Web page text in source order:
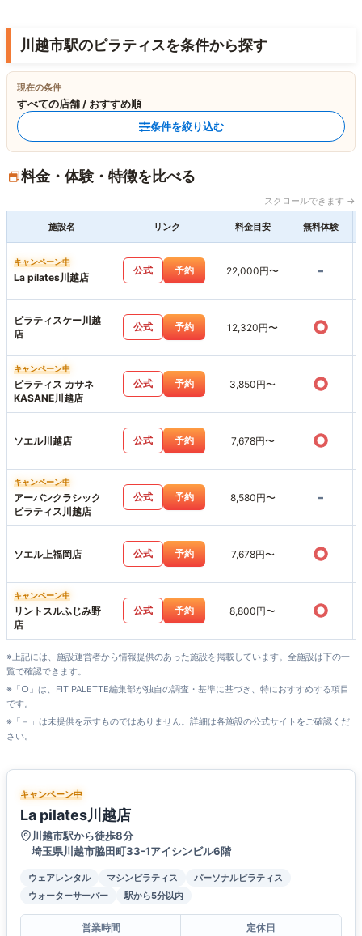
川越市駅のピラティスを条件から探す
現在の条件
すべての店舗 / おすすめ順
条件を絞り込む
料金・体験・特徴を比べる
スクロールできます →
施設名 リンク 料金目安 無料体験
キャンペーン中
La pilates川越店
公式 予約 22,000円〜 -
ピラティスケー川越
店
公式 予約 12,320円〜 ○
キャンペーン中
ピラティス カサネ
KASANE川越店
公式 予約 3,850円〜 ○
ソエル川越店 公式 予約 7,678円〜 ○
キャンペーン中
アーバンクラシック
ピラティス川越店
公式 予約 8,580円〜 -
ソエル上福岡店 公式 予約 7,678円〜 ○
キャンペーン中
リントスルふじみ野
店
公式 予約 8,800円〜 ○
※上記には、施設運営者から情報提供のあった施設を掲載しています。全施設は下の一
覧で確認できます。
※「○」は、FIT PALETTE編集部が独自の調査・基準に基づき、特におすすめする項目
です。
※「－」は未提供を示すものではありません。詳細は各施設の公式サイトをご確認くだ
さい。
キャンペーン中
La pilates川越店
川越市駅から徒歩8分
埼玉県川越市脇田町33-1アイシンビル6階
ウェアレンタル マシンピラティス
パーソナルピラティス
ウォーターサーバー
駅から5分以内
営業時間 定休日